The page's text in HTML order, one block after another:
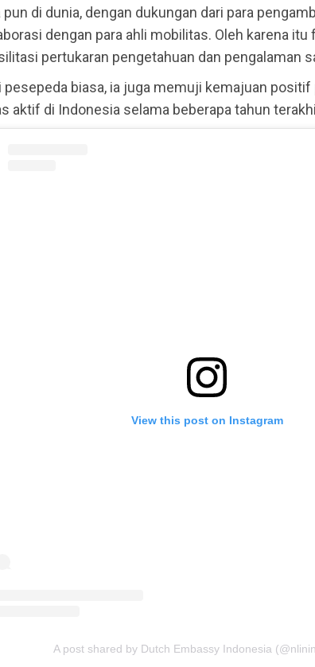
pun di dunia, dengan dukungan dari para
dengan para ahli mobilitas. Oleh karena
pertukaran pengetahuan dan pengalaman
pesepeda biasa, ia juga memuji kemajuan
aktif di Indonesia selama beberapa tahun
View this post on Instagram
A post shared by Dutch Embassy Indonesia